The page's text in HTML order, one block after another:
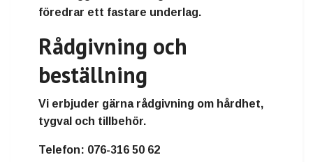
föredrar ett fastare underlag.
Rådgivning och
beställning
Vi erbjuder gärna rådgivning om hårdhet,
tygval och tillbehör.
Telefon: 076-316 50 62